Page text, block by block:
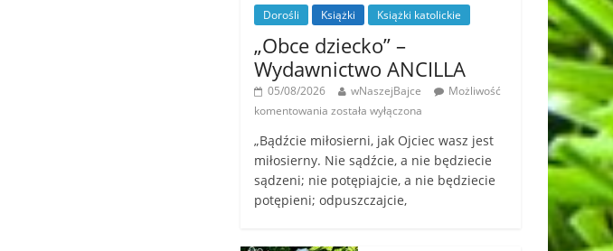
Dorośli Książki Książki katolickie
„Obce dziecko” –
Wydawnictwo ANCILLA
05/08/2026 wNaszejBajce
Możliwość
komentowania została wyłączona
„Bądźcie miłosierni, jak Ojciec wasz jest
miłosierny. Nie sądźcie, a nie będziecie
sądzeni; nie potępiajcie, a nie będziecie
potępieni; odpuszczajcie,